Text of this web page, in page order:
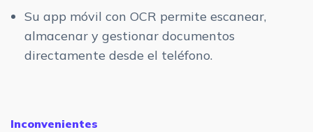
Su app móvil con OCR permite escanear,
almacenar y gestionar documentos
directamente desde el teléfono.
Inconvenientes